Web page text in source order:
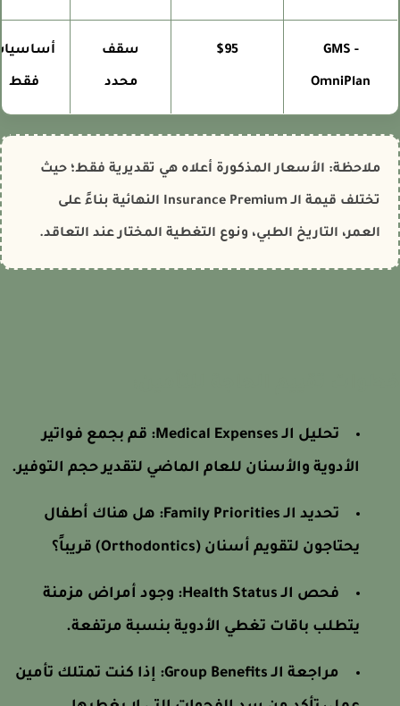
GMS -
OmniPlan
$95 سقف
محدد
أساسيات
فقط
ملاحظة: الأسعار المذكورة أعلاه هي تقديرية فقط؛ حيث
تختلف قيمة الـ Insurance Premium النهائية بناءً على
العمر، التاريخ الطبي، ونوع التغطية المختار عند التعاقد.
تحليل الـ Medical Expenses: قم بجمع فواتير
الأدوية والأسنان للعام الماضي لتقدير حجم التوفير.
تحديد الـ Family Priorities: هل هناك أطفال
يحتاجون لتقويم أسنان (Orthodontics) قريباً؟
فحص الـ Health Status: وجود أمراض مزمنة
يتطلب باقات تغطي الأدوية بنسبة مرتفعة.
مراجعة الـ Group Benefits: إذا كنت تمتلك تأمين